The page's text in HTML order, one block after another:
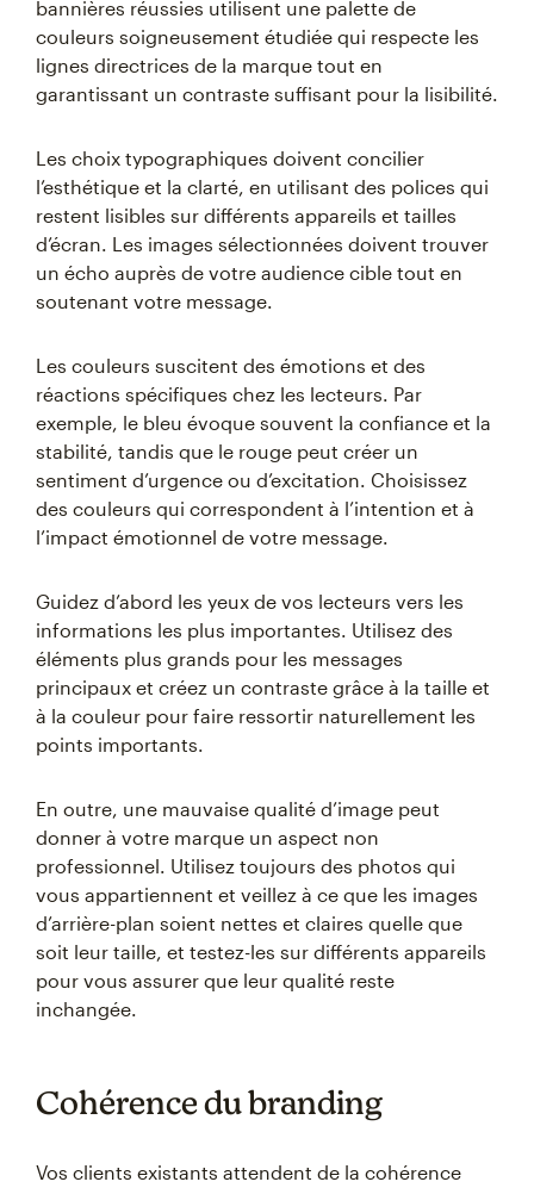
bannières réussies utilisent une palette de
couleurs soigneusement étudiée qui respecte les
lignes directrices de la marque tout en
garantissant un contraste suffisant pour la lisibilité.
Les choix typographiques doivent concilier
l’esthétique et la clarté, en utilisant des polices qui
restent lisibles sur différents appareils et tailles
d’écran. Les images sélectionnées doivent trouver
un écho auprès de votre audience cible tout en
soutenant votre message.
Les couleurs suscitent des émotions et des
réactions spécifiques chez les lecteurs. Par
exemple, le bleu évoque souvent la confiance et la
stabilité, tandis que le rouge peut créer un
sentiment d’urgence ou d’excitation. Choisissez
des couleurs qui correspondent à l’intention et à
l’impact émotionnel de votre message.
Guidez d’abord les yeux de vos lecteurs vers les
informations les plus importantes. Utilisez des
éléments plus grands pour les messages
principaux et créez un contraste grâce à la taille et
à la couleur pour faire ressortir naturellement les
points importants.
En outre, une mauvaise qualité d’image peut
donner à votre marque un aspect non
professionnel. Utilisez toujours des photos qui
vous appartiennent et veillez à ce que les images
d’arrière-plan soient nettes et claires quelle que
soit leur taille, et testez-les sur différents appareils
pour vous assurer que leur qualité reste
inchangée.
Cohérence du branding
Vos clients existants attendent de la cohérence